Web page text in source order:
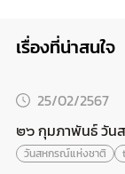
เรื่องที่น่าสนใจ
25/02/2567
๒๖ กุมภาพันธ์ วัน
วันสหกรณ์แห่งชาติ